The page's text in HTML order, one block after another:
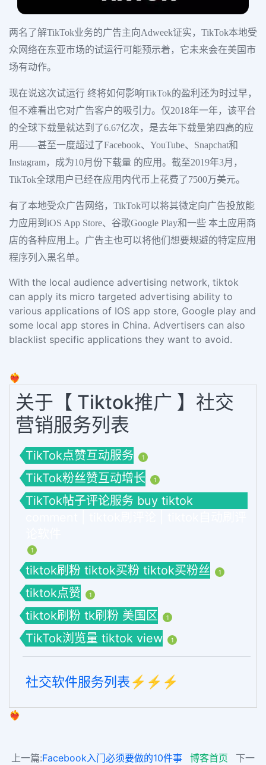
两名了解TikTok业务的广告主向Adweek证实，TikTok本地受
众网络在东亚市场的试运行可能预示着，它未来会在美国市
场有动作。
现在说这次试运行 终将如何影响TikTok的盈利还为时过早，
但不难看出它对广告客户的吸引力。仅2018年一年，该平台
的全球下载量就达到了6.67亿次，是去年下载量第四高的应
用——甚至一度超过了Facebook、YouTube、Snapchat和
Instagram，成为10月份下载量 的应用。截至2019年3月，
TikTok全球用户已经在应用内代币上花费了7500万美元。
有了本地受众广告网络，TikTok可以将其微定向广告投放能
力应用到iOS App Store、谷歌Google Play和一些 本土应用商
店的各种应用上。广告主也可以将他们想要规避的特定应用
程序列入黑名单。
With the local audience advertising network, tiktok
can apply its micro targeted advertising ability to
various applications of IOS app store, Google play and
some local app stores in China. Advertisers can also
blacklist specific applications they want to avoid.
❤️‍🔥
关于【 Tiktok推广 】社交
营销服务列表
TikTok点赞互动服务 1
TikTok粉丝赞互动增长 1
TikTok帖子评论服务 buy tiktok
1
tiktok刷粉 tiktok买粉 tiktok买粉丝 1
tiktok点赞 1
tiktok刷粉 tk刷粉 美国区 1
TikTok浏览量 tiktok view 1
社交软件服务列表⚡️⚡️⚡️
❤️‍🔥
上一篇:Facebook入门必须要做的10件事 博客首页
下一